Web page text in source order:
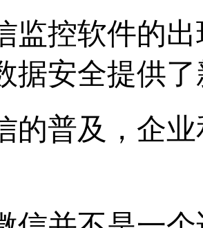
监控软件的
据安全提供
的普及，企